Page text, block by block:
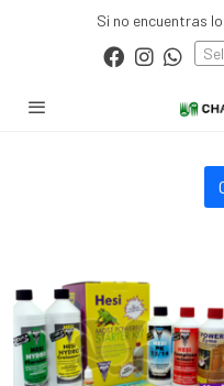
Si no encuentras